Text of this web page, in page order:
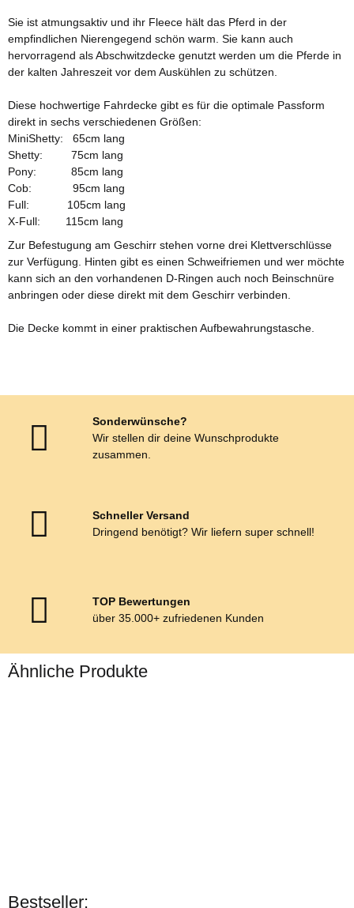
Sie ist atmungsaktiv und ihr Fleece hält das Pferd in der
empfindlichen Nierengegend schön warm. Sie kann auch
hervorragend als Abschwitzdecke genutzt werden um die Pferde in
der kalten Jahreszeit vor dem Auskühlen zu schützen.
Diese hochwertige Fahrdecke gibt es für die optimale Passform
direkt in sechs verschiedenen Größen:
MiniShetty: 65cm lang
Shetty: 75cm lang
Pony: 85cm lang
Cob: 95cm lang
Full: 105cm lang
X-Full: 115cm lang
Zur Befestugung am Geschirr stehen vorne drei Klettverschlüsse
zur Verfügung. Hinten gibt es einen Schweifriemen und wer möchte
kann sich an den vorhandenen D-Ringen auch noch Beinschnüre
anbringen oder diese direkt mit dem Geschirr verbinden.
Die Decke kommt in einer praktischen Aufbewahrungstasche.
Sonderwünsche?
Wir stellen dir deine Wunschprodukte
zusammen.
Schneller Versand
Dringend benötigt? Wir liefern super schnell!
TOP Bewertungen
über 35.000+ zufriedenen Kunden
Ähnliche Produkte
Bestseller: